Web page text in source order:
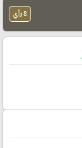
8 رأي